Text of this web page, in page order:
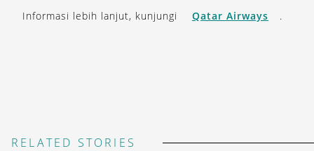
Informasi lebih lanjut, kunjungi Qatar Airways .
RELATED STORIES